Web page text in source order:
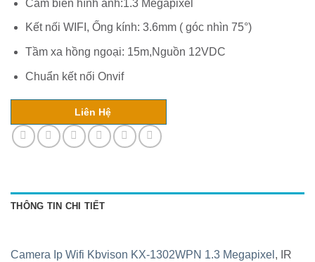
Cảm biến hình ảnh:1.3 Megapixel
Kết nối WIFI, Ống kính: 3.6mm ( góc nhìn 75°)
Tầm xa hồng ngoại: 15m,Nguồn 12VDC
Chuẩn kết nối Onvif
Liên Hệ
THÔNG TIN CHI TIẾT
Camera Ip Wifi Kbvison KX-1302WPN 1.3 Megapixel , IR